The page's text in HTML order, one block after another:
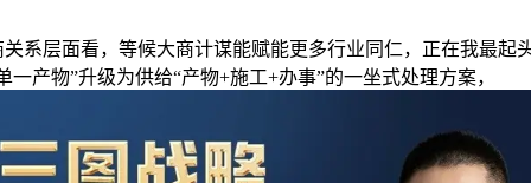
层面看，等候大商计谋能赋能更多行业同仁，正在我最起
一产物”升级为供给“产物+施工+办事”的一坐式处理方案，